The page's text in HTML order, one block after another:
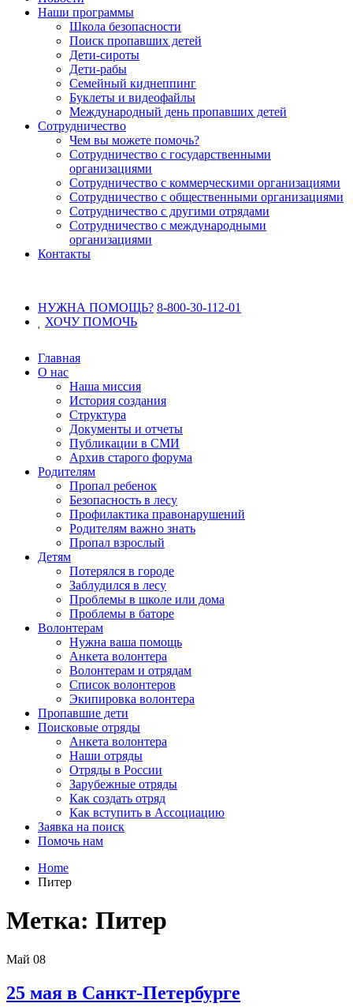
Наши программы
Школа безопасности
Поиск пропавших детей
Дети-сироты
Дети-рабы
Семейный киднеппинг
Буклеты и видеофайлы
Международный день пропавших детей
Сотрудничество
Чем вы можете помочь?
Сотрудничество с государственными
организациями
Сотрудничество с коммерческими организациями
Сотрудничество с общественными организациями
Сотрудничество с другими отрядами
Сотрудничество с международными
организациями
Контакты
НУЖНА ПОМОЩЬ? 8-800-30-112-01
ХОЧУПОМОЧЬ
Главная
О нас
Наша миссия
История создания
Структура
Документы и отчеты
Публикации в СМИ
Архив старого форума
Родителям
Пропал ребенок
Безопасность в лесу
Профилактика правонарушений
Родителям важно знать
Пропал взрослый
Детям
Потерялся в городе
Заблудился в лесу
Проблемы в школе или дома
Проблемы в баторе
Волонтерам
Нужна ваша помощь
Анкета волонтера
Волонтерам и отрядам
Список волонтеров
Экипировка волонтера
Пропавшие дети
Поисковые отряды
Анкета волонтера
Наши отряды
Отряды в России
Зарубежные отряды
Как создать отряд
Как вступить в Ассоциацию
Заявка на поиск
Помочь нам
Home
Питер
Метка: Питер
Май 08
25 мая в Санкт-Петербурге